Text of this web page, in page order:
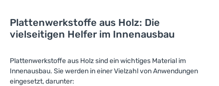
Plattenwerkstoffe aus Holz: Die
vielseitigen Helfer im Innenausbau
Plattenwerkstoffe aus Holz sind ein wichtiges Material im
Innenausbau. Sie werden in einer Vielzahl von Anwendungen
eingesetzt, darunter: